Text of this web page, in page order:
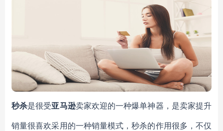
秒杀是很受亚马逊卖家欢迎的一种爆单神器，是卖家提升
销量很喜欢采用的一种销量模式，秒杀的作用很多，不仅